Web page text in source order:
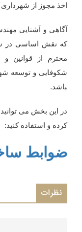
اخذ مجوز از شهرداری
آگاهی و آشنایی
که نقش اساسی در
محترم از
باشد.
در این بخش می
کرده و استفاده کنید:
ضوابط
نظرات